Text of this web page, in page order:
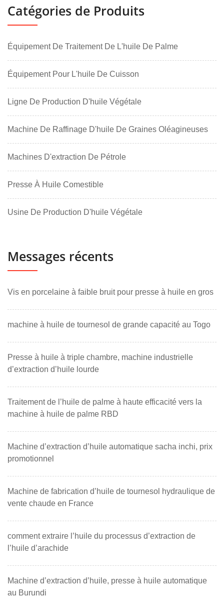
Catégories de Produits
Équipement De Traitement De L'huile De Palme
Équipement Pour L'huile De Cuisson
Ligne De Production D'huile Végétale
Machine De Raffinage D'huile De Graines Oléagineuses
Machines D'extraction De Pétrole
Presse À Huile Comestible
Usine De Production D'huile Végétale
Messages récents
Vis en porcelaine à faible bruit pour presse à huile en gros
machine à huile de tournesol de grande capacité au Togo
Presse à huile à triple chambre, machine industrielle
d’extraction d’huile lourde
Traitement de l’huile de palme à haute efficacité vers la
machine à huile de palme RBD
Machine d’extraction d’huile automatique sacha inchi, prix
promotionnel
Machine de fabrication d’huile de tournesol hydraulique de
vente chaude en France
comment extraire l’huile du processus d’extraction de
l’huile d’arachide
Machine d’extraction d’huile, presse à huile automatique
au Burundi